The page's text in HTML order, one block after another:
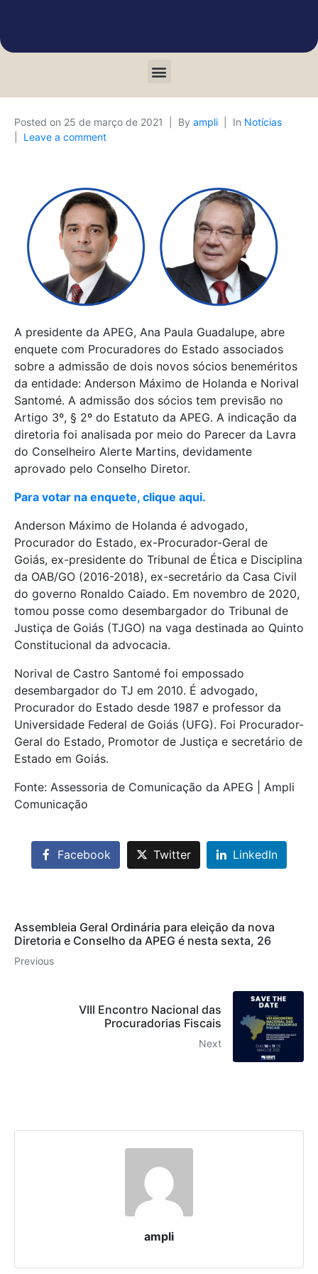
Posted on 25 de março de 2021 By ampli In Notícias
Leave a comment
A presidente da APEG, Ana Paula Guadalupe, abre
enquete com Procuradores do Estado associados
sobre a admissão de dois novos sócios beneméritos
da entidade: Anderson Máximo de Holanda e Norival
Santomé. A admissão dos sócios tem previsão no
Artigo 3º, § 2º do Estatuto da APEG. A indicação da
diretoria foi analisada por meio do Parecer da Lavra
do Conselheiro Alerte Martins, devidamente
aprovado pelo Conselho Diretor.
Para votar na enquete, clique aqui.
Anderson Máximo de Holanda é advogado,
Procurador do Estado, ex-Procurador-Geral de
Goiás, ex-presidente do Tribunal de Ética e Disciplina
da OAB/GO (2016-2018), ex-secretário da Casa Civil
do governo Ronaldo Caiado. Em novembro de 2020,
tomou posse como desembargador do Tribunal de
Justiça de Goiás (TJGO) na vaga destinada ao Quinto
Constitucional da advocacia.
Norival de Castro Santomé foi empossado
desembargador do TJ em 2010. É advogado,
Procurador do Estado desde 1987 e professor da
Universidade Federal de Goiás (UFG). Foi Procurador-
Geral do Estado, Promotor de Justiça e secretário de
Estado em Goiás.
Fonte: Assessoria de Comunicação da APEG | Ampli
Comunicação
Facebook Twitter LinkedIn
Assembleia Geral Ordinária para eleição da nova
Diretoria e Conselho da APEG é nesta sexta, 26
Previous
VIII Encontro Nacional das
Procuradorias Fiscais
Next
ampli